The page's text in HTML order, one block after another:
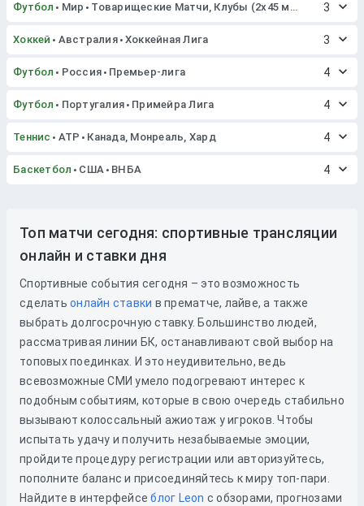
Футбол Мир Товарищеские Матчи, Клубы (2x45 мин. или 2x40 мин.) 3
Хоккей Австралия Хоккейная Лига 3
Футбол Россия Премьер-лига 4
Футбол Португалия Примейра Лига 4
Теннис ATP Канада, Монреаль, Хард 4
Баскетбол США ВНБА 4
Топ матчи сегодня: спортивные трансляции
онлайн и ставки дня
Спортивные события сегодня – это возможность
сделать онлайн ставки в прематче, лайве, а также
выбрать долгосрочную ставку. Большинство людей,
рассматривая линии БК, останавливают свой выбор на
топовых поединках. И это неудивительно, ведь
всевозможные СМИ умело подогревают интерес к
подобным событиям, которые в свою очередь стабильно
вызывают колоссальный ажиотаж у игроков. Чтобы
испытать удачу и получить незабываемые эмоции,
пройдите процедуру регистрации или авторизуйтесь,
пополните баланс и присоединяйтесь к миру топ-пари.
Найдите в интерфейсеблог Leon с обзорами, прогнозами